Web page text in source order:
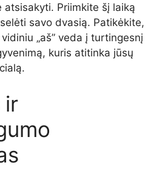
Priimkite šį laiką
savo dvasią. Patikėkite,
„aš” veda į turtingesnį
kuris atitinka jūsų
ir